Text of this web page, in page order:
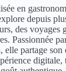
en
depuis
des voyages
Passionnée
elle partage
digitale,